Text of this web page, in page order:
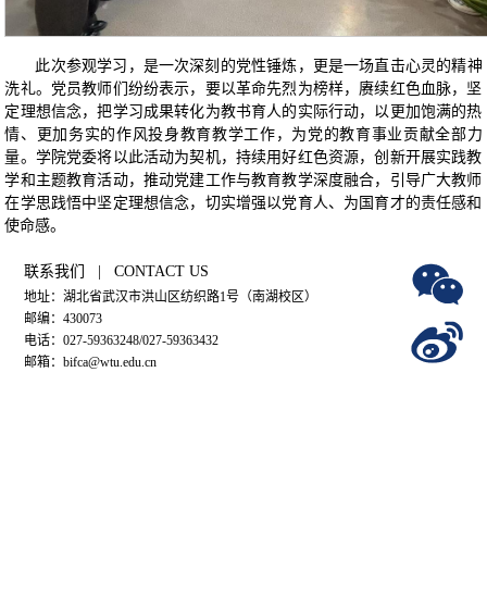
此次参观学习，是一次深刻的党性锤炼，更是一场直击心灵的精神
洗礼。党员教师们纷纷表示，要以革命先烈为榜样，赓续红色血脉，坚
定理想信念，把学习成果转化为教书育人的实际行动，以更加饱满的热
情、更加务实的作风投身教育教学工作，为党的教育事业贡献全部力
量。学院党委将以此活动为契机，持续用好红色资源，创新开展实践教
学和主题教育活动，推动党建工作与教育教学深度融合，引导广大教师
在学思践悟中坚定理想信念，切实增强以党育人、为国育才的责任感和
使命感。
联系我们 | CONTACT US
地址：湖北省武汉市洪山区纺织路1号（南湖校区）
邮编：430073
电话：027-59363248/027-59363432
邮箱：bifca@wtu.edu.cn